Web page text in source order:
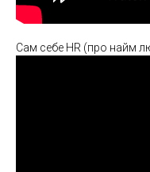
Сам себе HR (про найм